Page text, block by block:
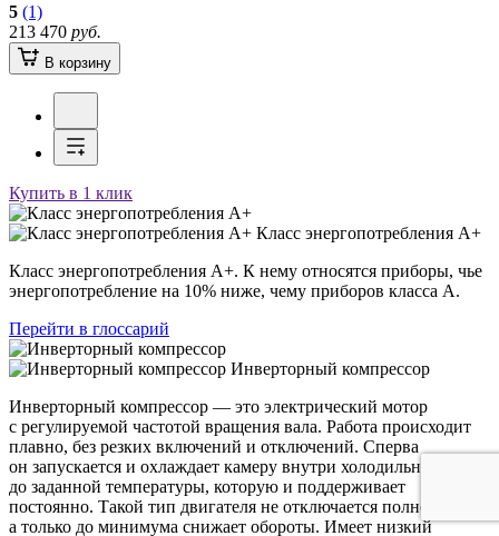
5 (1)
213 470 руб.
В корзину
Купить в 1 клик
Класс энергопотребления А+
Класс энергопотребления А+. К нему относятся приборы, чье
энергопотребление на 10% ниже, чему приборов класса А.
Перейти в глоссарий
Инверторный компрессор
Инверторный компрессор — это электрический мотор
с регулируемой частотой вращения вала. Работа происходит
плавно, без резких включений и отключений. Сперва
он запускается и охлаждает камеру внутри холодильника
до заданной температуры, которую и поддерживает
постоянно. Такой тип двигателя не отключается полностью,
а только до минимума снижает обороты. Имеет низкий